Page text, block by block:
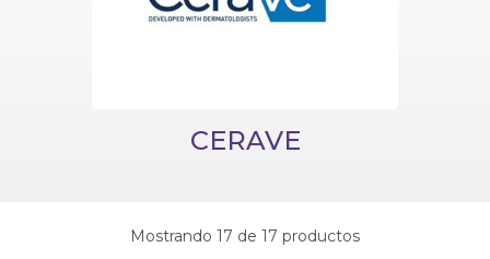
CERAVE
Mostrando 17 de 17 productos